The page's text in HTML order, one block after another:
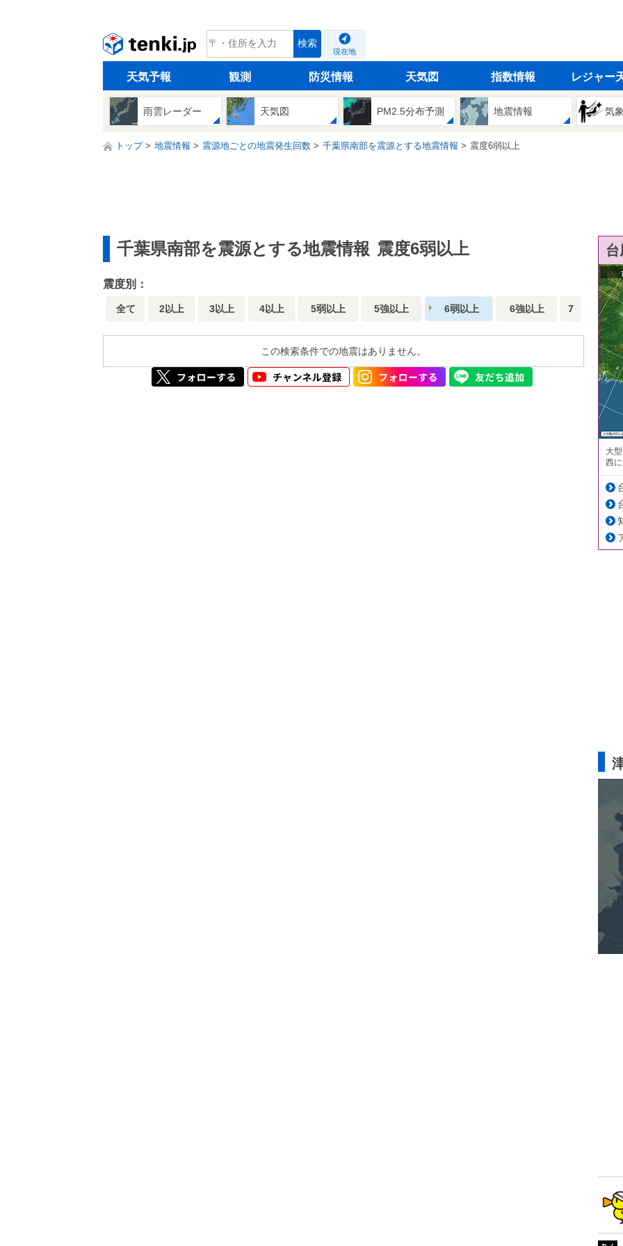
tenki.jp 検索
現在地
天気予報 観測 防災情報 天気図 指数情報 レジャー
雨雲レーダー 天気図 PM2.5分布予測 地震情報 気
トップ 地震情報 震源地ごとの地震発生回数 千葉県南部を震源とする地震情報 震度6弱以上
千葉県南部を震源とする地震情報 震度6弱以上
震度別：
全て 2以上 3以上 4以上 5弱以上 5強以上 6弱以上 6強以上 7
この検索条件での地震はありません。
大
西